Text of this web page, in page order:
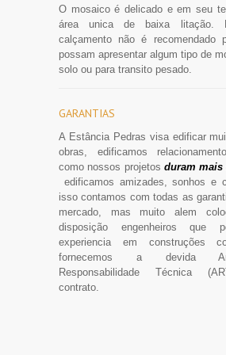
O mosaico é delicado e em seu
área unica de baixa litação.
calçamento não é recomendado
possam apresentar algum tipo de
solo ou para transito pesado.
GARANTIAS
A Estância Pedras visa edificar
obras, edificamos
como nossos projetos duram mais
edificamos amizades, sonhos e
isso contamos com todas as
mercado, mas muito alem
disposição engenheiros que
experiencia em construções
fornecemos a devida
Responsabilidade Técnica
contrato.